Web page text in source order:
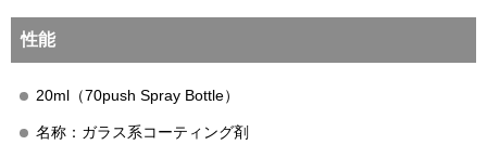
性能
20ml（70push Spray Bottle）
名称：ガラス系コーティング剤